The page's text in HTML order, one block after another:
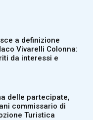
a definizione
Vivarelli Colonna:
da interessi e
delle partecipate,
commissario di
Turistica